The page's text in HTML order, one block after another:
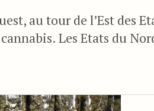
au tour de l’Est des
Les Etats du